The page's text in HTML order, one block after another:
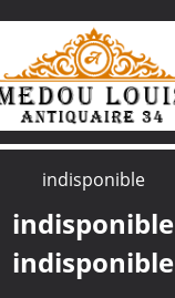
indisponible
indisponible
indisponible